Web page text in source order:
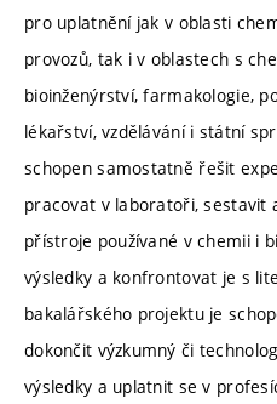
pro uplatnění jak v oblasti
provozů, tak i v oblastech s
bioinženýrství, farmakologie,
lékařství, vzdělávání i státní
schopen samostatně řešit
pracovat v laboratoři, sestavit
přístroje používané v chemii i
výsledky a konfrontovat je s
bakalářského projektu je
dokončit výzkumný či
výsledky a uplatnit se v